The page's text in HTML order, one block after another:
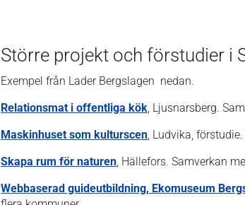
Större projekt och förstudier i
Exempel från Lader Bergslagen nedan.
Relationsmat i offentliga kök, Ljusnarsberg.
Maskinhuset som kulturscen, Ludvika,
Skapa rum för naturen, Hällefors. Samverkan
Webbaserad guideutbildning, Ekomuseum